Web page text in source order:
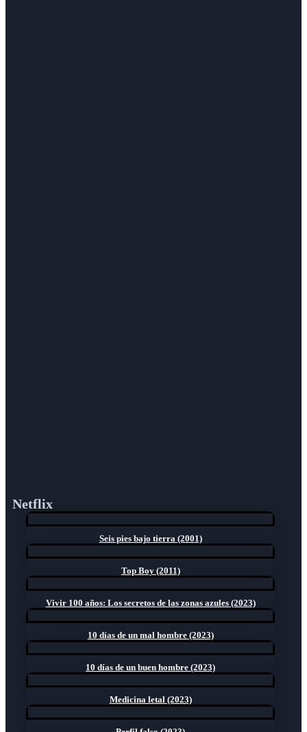
Netflix
Seis pies bajo tierra (2001)
Top Boy (2011)
Vivir 100 años: Los secretos de las zonas azules (2023)
10 días de un mal hombre (2023)
10 días de un buen hombre (2023)
Medicina letal (2023)